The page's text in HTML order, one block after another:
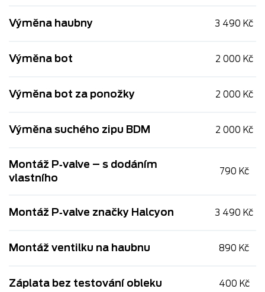
Výměna haubny 3 490 Kč
Výměna bot 2 000 Kč
Výměna bot za ponožky 2 000 Kč
Výměna suchého zipu BDM 2 000 Kč
Montáž P‑valve – s dodáním
vlastního
790 Kč
Montáž P‑valve značky Halcyon 3 490 Kč
Montáž ventilku na haubnu 890 Kč
Záplata bez testování obleku 400 Kč